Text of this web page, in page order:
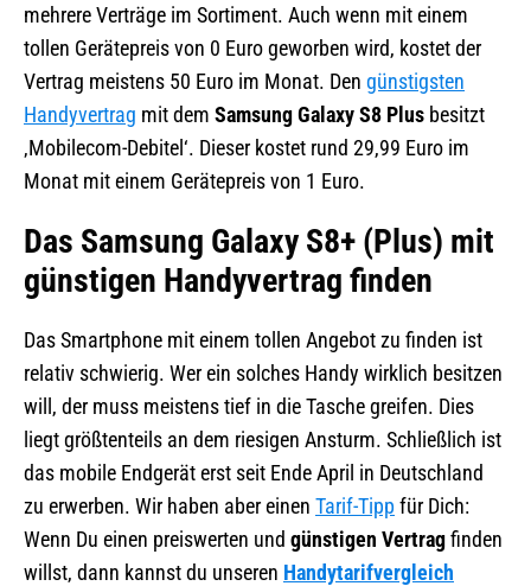
mehrere Verträge im Sortiment. Auch wenn mit einem
tollen Gerätepreis von 0 Euro geworben wird, kostet der
Vertrag meistens 50 Euro im Monat. Den günstigsten
Handyvertrag mit dem Samsung Galaxy S8 Plus besitzt
‚Mobilecom-Debitel‘. Dieser kostet rund 29,99 Euro im
Monat mit einem Gerätepreis von 1 Euro.
Das Samsung Galaxy S8+ (Plus) mit
günstigen Handyvertrag finden
Das Smartphone mit einem tollen Angebot zu finden ist
relativ schwierig. Wer ein solches Handy wirklich besitzen
will, der muss meistens tief in die Tasche greifen. Dies
liegt größtenteils an dem riesigen Ansturm. Schließlich ist
das mobile Endgerät erst seit Ende April in Deutschland
zu erwerben. Wir haben aber einen Tarif-Tipp für Dich:
Wenn Du einen preiswerten und günstigen Vertragfinden
willst, dann kannst du unseren Handytarifvergleich